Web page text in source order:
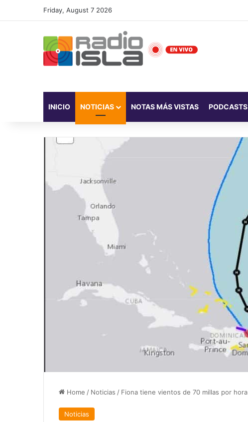
Friday, August 7 2026
INICIO NOTICIAS NOTAS MÁS VISTAS PODCASTS
Home / Noticias / Fiona tiene vientos de 70 millas por hora
Noticias